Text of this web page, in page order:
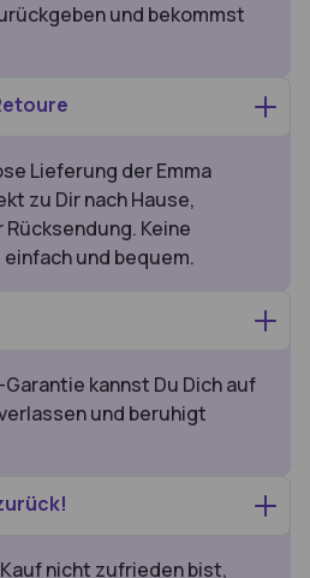
und bekommst
Lieferung der Emma
zu Dir nach Hause,
Keine
und bequem.
kannst Du Dich auf
und beruhigt
nicht zufrieden bist,